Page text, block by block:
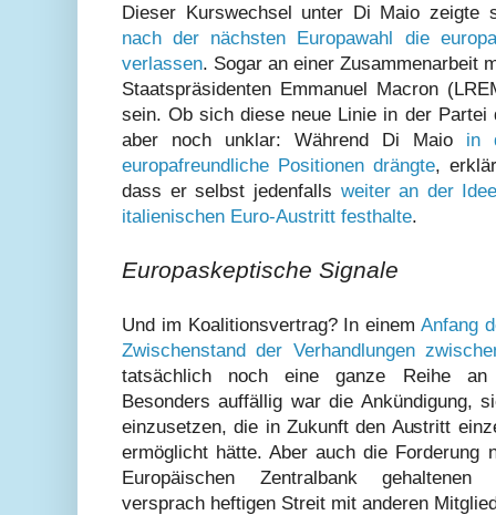
Dieser Kurswechsel unter Di Maio zeigte
nach der nächsten Europawahl die
verlassen. Sogar an einer Zusammenarbeit
Staatspräsidenten Emmanuel Macron
sein. Ob sich diese neue Linie in der
aber noch unklar: Während Di Maio in
europafreundliche Positionen drängte,
dass er selbst jedenfalls weiter an der
italienischen Euro-Austritt festhalte.
Europaskeptische Signale
Und im Koalitionsvertrag? In einem Anfang
Zwischenstand der Verhandlungen
tatsächlich noch eine ganze Reihe an
Besonders auffällig war die Ankündigung,
einzusetzen, die in Zukunft den Austritt
ermöglicht hätte. Aber auch die Forderung
Europäischen Zentralbank gehaltenen
versprach heftigen Streit mit anderen